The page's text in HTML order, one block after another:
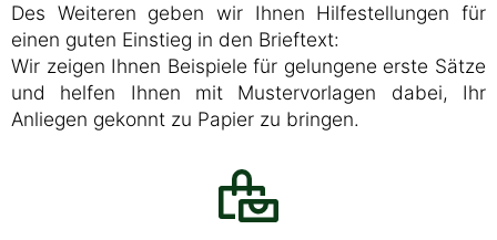
Des Weiteren geben wir Ihnen Hilfestellungen für
einen guten Einstieg in den Brieftext:
Wir zeigen Ihnen Beispiele für gelungene erste Sätze
und helfen Ihnen mit Mustervorlagen dabei, Ihr
Anliegen gekonnt zu Papier zu bringen.